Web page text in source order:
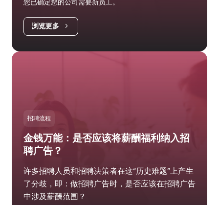
您已确定您的公司需要新员工。
浏览更多
招聘流程
金钱万能：是否应该将薪酬福利纳入招
聘广告？
许多招聘人员和招聘决策者在这“历史难题”上产生
了分歧，即：做招聘广告时，是否应该在招聘广告
中涉及薪酬范围？